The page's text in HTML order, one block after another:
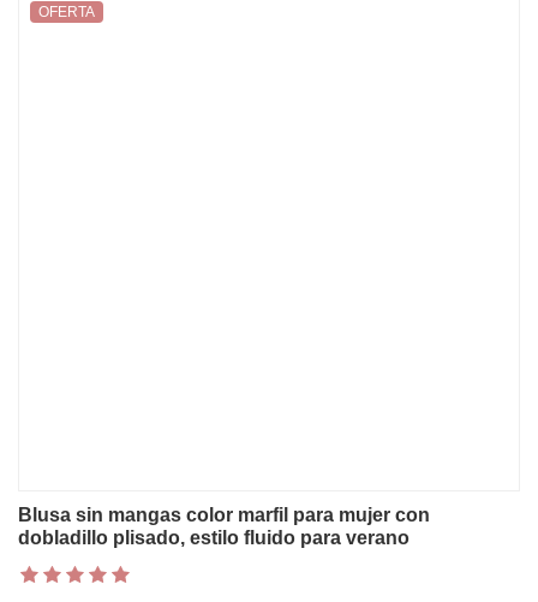
Blusa sin mangas color marfil para mujer con
dobladillo plisado, estilo fluido para verano
OFERTA